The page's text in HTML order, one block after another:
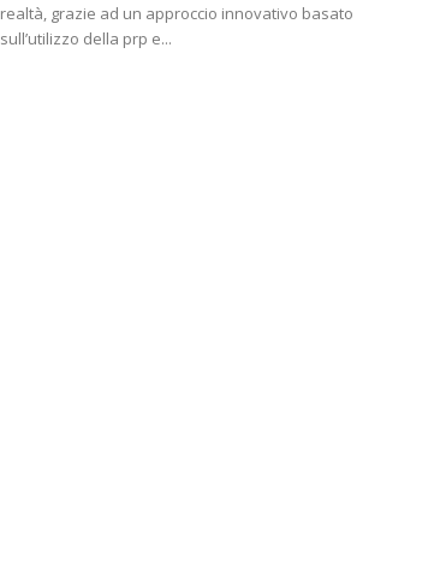
realtà, grazie ad un approccio innovativo basato
sull’utilizzo della prp e...